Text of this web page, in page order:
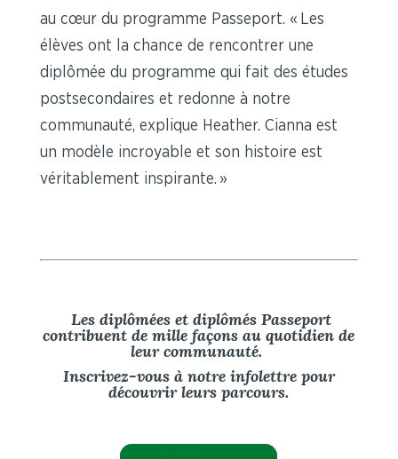
au cœur du programme Passeport. « Les
élèves ont la chance de rencontrer une
diplômée du programme qui fait des études
postsecondaires et redonne à notre
communauté, explique Heather. Cianna est
un modèle incroyable et son histoire est
véritablement inspirante. »
Les diplômées et diplômés Passeport
contribuent de mille façons au quotidien de
leur communauté.
Inscrivez-vous à notre infolettre pour
découvrir leurs parcours.